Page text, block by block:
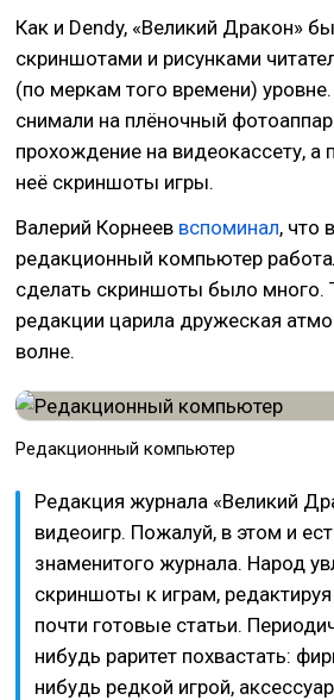
Как и Dendy, «Великий Дракон»
скриншотами и рисунками
(по меркам того времени)
снимали на плёночный
прохождение на видеокассету, а
неё скриншоты игры.
Валерий Корнеев вспоминал, что
редакционный компьютер
сделать скриншоты было много.
редакции царила дружеская
волне.
Редакционный компьютер
Редакция журнала «Великий
видеоигр. Пожалуй, в этом и
знаменитого журнала. Народ
скриншоты к играм,
почти готовые статьи.
нибудь раритет похвастать:
нибудь редкой игрой,